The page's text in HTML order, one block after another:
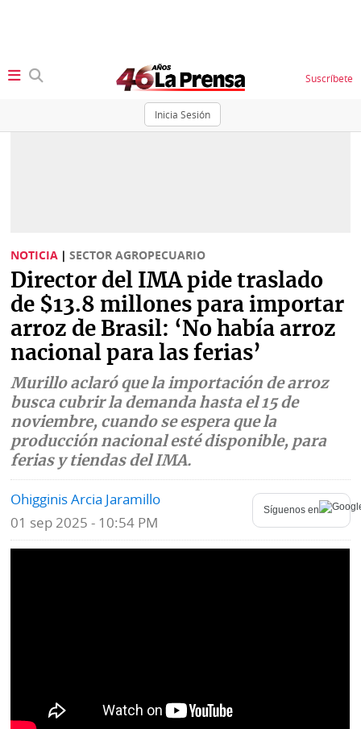
Inicia Sesión
Suscríbete
Sociedad
Judiciales
Política
Economía
Mundo
Deportes
Tecnología
Ponle
la
Firma
Status
K
Vivir+
Opinión
Blogs
Fotografías
Videos
Fe
de
erratas
marcas
NOTICIA | SECTOR AGROPECUARIO
Director del IMA pide traslado
de $13.8 millones para importar
arroz de Brasil: ‘No había arroz
nacional para las ferias’
Murillo aclaró que la importación de arroz
busca cubrir la demanda hasta el 15 de
noviembre, cuando se espera que la
producción nacional esté disponible, para
ferias y tiendas del IMA.
Ohigginis Arcia Jaramillo
01 sep 2025 - 10:54 PM
Síguenos en